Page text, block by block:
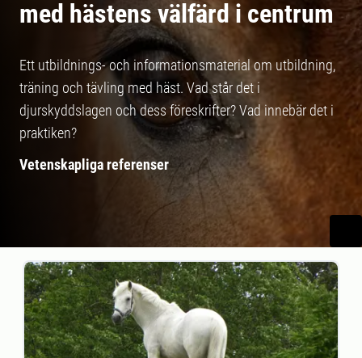
med hästens välfärd i centrum
Ett utbildnings- och informationsmaterial om utbildning,
träning och tävling med häst. Vad står det i
djurskyddslagen och dess föreskrifter? Vad innebär det i
praktiken?
Vetenskapliga referenser